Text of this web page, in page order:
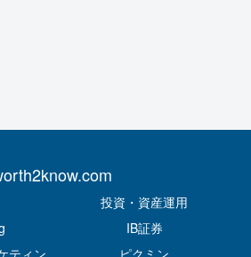
投資・資産運用
IB証券
ティン
ピクミン